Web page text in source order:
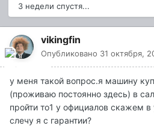
3 недели спустя...
vikingfin
Опубликовано 31 октября,
у меня такой вопрос.я машину
(проживаю постоянно здесь) в
пройти то1 у официалов скажем в
слечу я с гарантии?